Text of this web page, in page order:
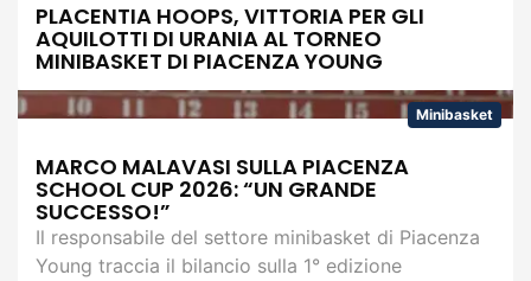
PLACENTIA HOOPS, VITTORIA PER GLI
AQUILOTTI DI URANIA AL TORNEO
MINIBASKET DI PIACENZA YOUNG
Minibasket
MARCO MALAVASI SULLA PIACENZA
SCHOOL CUP 2026: “UN GRANDE
SUCCESSO!”
Il responsabile del settore minibasket di Piacenza
Young traccia il bilancio sulla 1° edizione